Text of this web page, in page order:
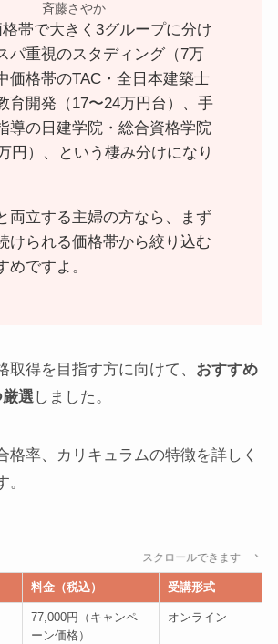
斉藤さやか
帯で大きく3グループに分け
パ重視のスタディング（7万
価格帯のTAC・全日本建築士
育開発（17〜24万円台）、手
導の日建学院・総合資格学院
円）、という棲み分けになり
両立する主婦の方なら、まず
けられる価格帯から絞り込む
めですよ。
取得を目指す方に向けて、 おすすめ
選しました。
格率、カリキュラムの特徴を詳しく
スクロールできます
料金（税込） 受講形式
77,000円（キャンペ
ーン価格）
オンライン